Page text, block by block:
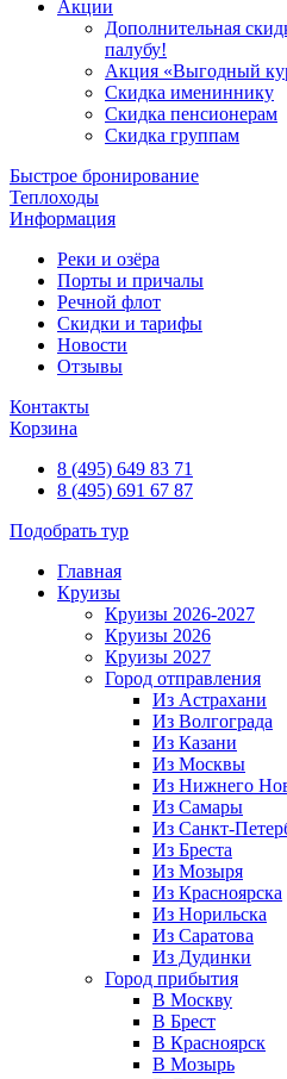
Акции
Дополнительная
палубу!
Акция «Выгодный
Скидка имениннику
Скидка пенсионерам
Скидка группам
Быстрое бронирование
Теплоходы
Информация
Реки и озёра
Порты и причалы
Речной флот
Скидки и тарифы
Новости
Отзывы
Контакты
Корзина
8 (495) 649 83 71
8 (495) 691 67 87
Подобрать тур
Главная
Круизы
Круизы 2026-2027
Круизы 2026
Круизы 2027
Город отправления
Из Астрахани
Из Волгограда
Из Казани
Из Москвы
Из Нижнего
Из Самары
Из Санкт-
Из Бреста
Из Мозыря
Из Красноярска
Из Норильска
Из Саратова
Из Дудинки
Город прибытия
В Москву
В Брест
В Красноярск
В Мозырь